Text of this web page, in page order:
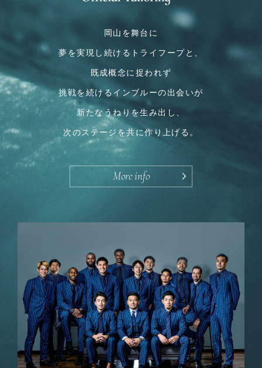
岡山を舞台に
夢を実現し続けるトライフープと、
既成概念に捉われず
挑戦を続けるインブルーの出会いが
新たなうねりを生み出し、
次のステージを共に作り上げる。
More info